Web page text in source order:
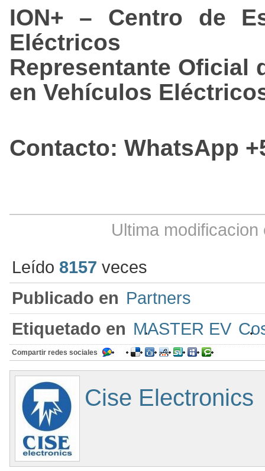
ION+ – Centro de
Eléctricos
Representante Oficial
en Vehículos
Contacto: WhatsApp
Ultima
Leído 8157 veces
Publicado en Partners
Etiquetado en MASTER EV
Compartir redes sociales
Cise Electronics